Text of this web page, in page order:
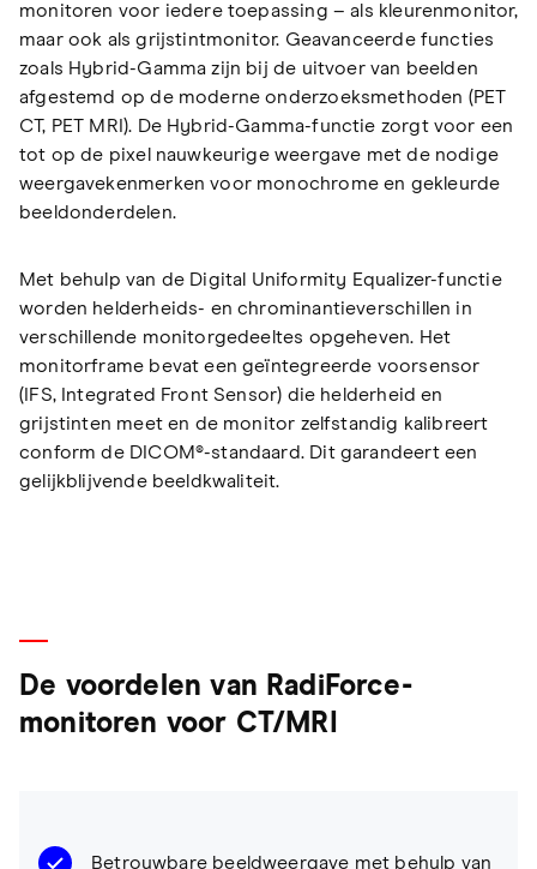
monitoren voor iedere toepassing – als kleurenmonitor,
maar ook als grijstintmonitor. Geavanceerde functies
zoals Hybrid-Gamma zijn bij de uitvoer van beelden
afgestemd op de moderne onderzoeksmethoden (PET
CT, PET MRI). De Hybrid-Gamma-functie zorgt voor een
tot op de pixel nauwkeurige weergave met de nodige
weergavekenmerken voor monochrome en gekleurde
beeldonderdelen.
Met behulp van de Digital Uniformity Equalizer-functie
worden helderheids- en chrominantieverschillen in
verschillende monitorgedeeltes opgeheven. Het
monitorframe bevat een geïntegreerde voorsensor
(IFS, Integrated Front Sensor) die helderheid en
grijstinten meet en de monitor zelfstandig kalibreert
conform de DICOM®-standaard. Dit garandeert een
gelijkblijvende beeldkwaliteit.
De voordelen van RadiForce-
monitoren voor CT/MRI
Betrouwbare beeldweergave met behulp van